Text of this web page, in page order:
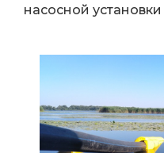
насосной установки